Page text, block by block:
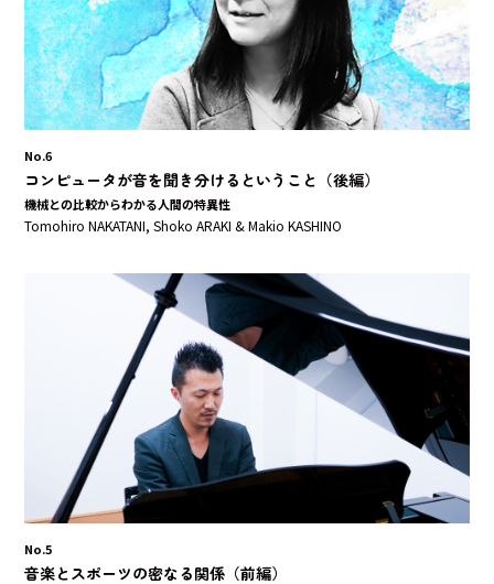
No.6
コンピュータが音を聞き分けるということ（後編）
機械との比較からわかる人間の特異性
Tomohiro NAKATANI, Shoko ARAKI & Makio KASHINO
No.5
音楽とスポーツの密なる関係（前編）